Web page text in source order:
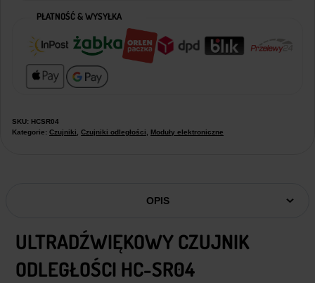
PŁATNOŚĆ & WYSYŁKA
SKU: HCSR04
Kategorie: Czujniki Czujniki odległości Moduły elektroniczne
OPIS
ULTRADŹWIĘKOWY CZUJNIK
ODLEGŁOŚCI HC-SR04